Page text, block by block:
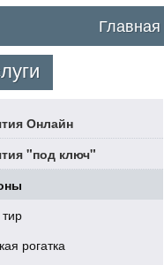
Главная
Онлайн
"под ключ"
рогатка